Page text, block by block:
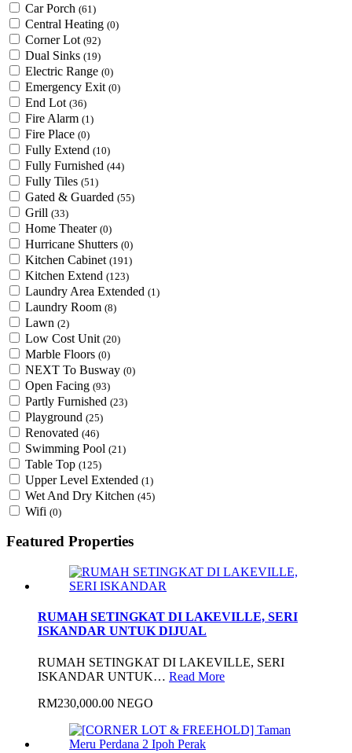
Car Porch (61)
Central Heating (0)
Corner Lot (92)
Dual Sinks (19)
Electric Range (0)
Emergency Exit (0)
End Lot (36)
Fire Alarm (1)
Fire Place (0)
Fully Extend (10)
Fully Furnished (44)
Fully Tiles (51)
Gated & Guarded (55)
Grill (33)
Home Theater (0)
Hurricane Shutters (0)
Kitchen Cabinet (191)
Kitchen Extend (123)
Laundry Area Extended (1)
Laundry Room (8)
Lawn (2)
Low Cost Unit (20)
Marble Floors (0)
NEXT To Busway (0)
Open Facing (93)
Partly Furnished (23)
Playground (25)
Renovated (46)
Swimming Pool (21)
Table Top (125)
Upper Level Extended (1)
Wet And Dry Kitchen (45)
Wifi (0)
Featured Properties
RUMAH SETINGKAT DI LAKEVILLE, SERI
ISKANDAR UNTUK DIJUAL
RUMAH SETINGKAT DI LAKEVILLE, SERI
ISKANDAR UNTUK… Read More
RM230,000.00 NEGO